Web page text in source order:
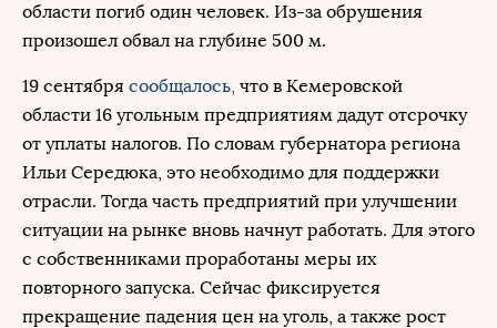
области погиб один человек. Из-за обрушения
произошел обвал на глубине 500 м.
19 сентября сообщалось, что в Кемеровской
области 16 угольным предприятиям дадут отсрочку
от уплаты налогов. По словам губернатора региона
Ильи Середюка, это необходимо для поддержки
отрасли. Тогда часть предприятий при улучшении
ситуации на рынке вновь начнут работать. Для этого
с собственниками проработаны меры их
повторного запуска. Сейчас фиксируется
прекращение падения цен на уголь, а также рост